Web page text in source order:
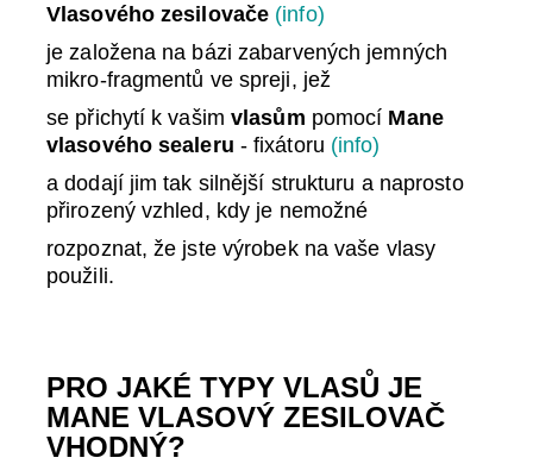
Vlasového zesilovače (info)
je založena na bázi zabarvených jemných
mikro-fragmentů ve spreji, jež
se přichytí k vašim vlasům pomocí Mane
vlasového sealeru - fixátoru (info)
a dodají jim tak silnější strukturu a naprosto
přirozený vzhled, kdy je nemožné
rozpoznat, že jste výrobek na vaše vlasy
použili.
PRO JAKÉ TYPY VLASŮ JE
MANE VLASOVÝ ZESILOVAČ
VHODNÝ?